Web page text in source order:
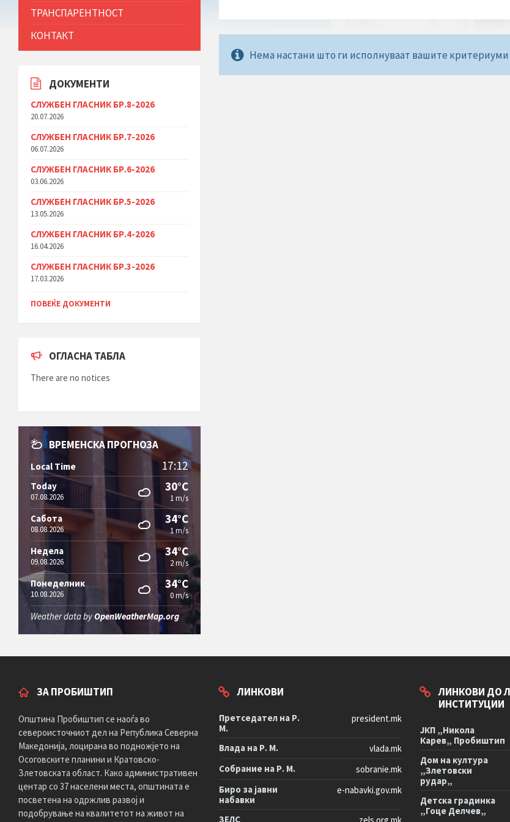
Нема настани што ги исполнуваат вашите критериуми
ТРАНСПАРЕНТНОСТ
КОНТАКТ
ДОКУМЕНТИ
СЛУЖБЕН ГЛАСНИК БР.8-2026
20.07.2026
СЛУЖБЕН ГЛАСНИК БР.7-2026
06.07.2026
СЛУЖБЕН ГЛАСНИК БР.6-2026
03.06.2026
СЛУЖБЕН ГЛАСНИК БР.5-2026
13.05.2026
СЛУЖБЕН ГЛАСНИК БР.4-2026
16.04.2026
СЛУЖБЕН ГЛАСНИК БР.3-2026
17.03.2026
ПОВЕЌЕ ДОКУМЕНТИ
ОГЛАСНА ТАБЛА
There are no notices
ВРЕМЕНСКА ПРОГНОЗА
Local Time 17:12
Today
07.08.2026
30°C
1 m/s
Сабота
08.08.2026
34°C
1 m/s
Недела
09.08.2026
34°C
2 m/s
Понеделник
10.08.2026
34°C
0 m/s
Weather data byOpenWeatherMap.org
ЗА ПРОБИШТИП
Општина Пробиштип се наоѓа во
североисточниот дел на Република Северна
Македонија, лоцирана во подножјето на
Осоговските планини и Кратовско-
Злетовската област. Како административен
центар со 37 населени места, општината е
посветена на одржлив развој и
подобрување на квалитетот на живот на
ЛИНКОВИ
Претседател на Р.
М.
president.mk
Влада на Р. М.
vlada.mk
Собрание на Р. М.
sobranie.mk
Биро за јавни
набавки
e-nabavki.gov.mk
ЗЕЛС
ЛИНКОВИ ДО
ИНСТИТУЦИИ
ЈКП „Никола
Карев„ Пробиштип
Дом на култура
„Злетовски
рудар„
Детска градинка
„Гоце Делчев„